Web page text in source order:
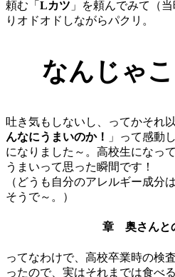
頼む「 Lカツ 」を頼んでみて（
りオドオドしながらパクリ。
なんじゃ
吐き気もしないし、ってかそれ
んなにうまいのか！
」って感動
になりました～。高校生になっ
うまいって思った瞬間です！
（どうも自分のアレルギー成分
そうで～。）
章 奥さんと
ってなわけで、高校卒業時の検
ったので、実はそれまでは食べ